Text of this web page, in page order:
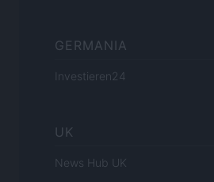
GERMANIA
Investieren24
UK
News Hub UK